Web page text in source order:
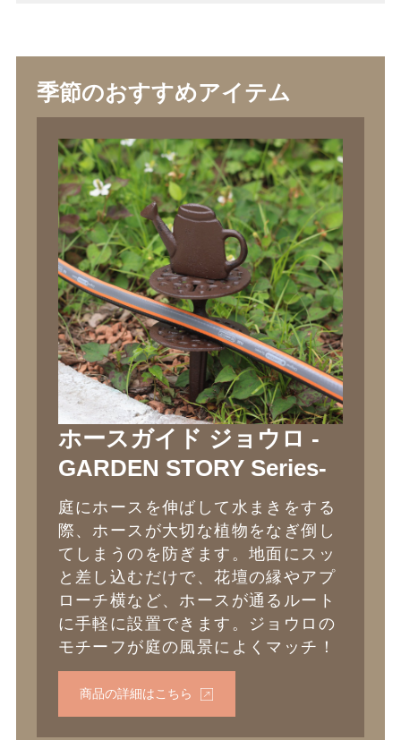
季節のおすすめアイテム
ホースガイド ジョウロ -
GARDEN STORY Series-
庭にホースを伸ばして水まきをする
際、ホースが大切な植物をなぎ倒し
てしまうのを防ぎます。地面にスッ
と差し込むだけで、花壇の縁やアプ
ローチ横など、ホースが通るルート
に手軽に設置できます。ジョウロの
モチーフが庭の風景によくマッチ！
商品の詳細はこちら